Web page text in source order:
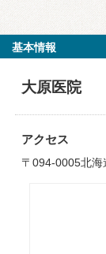
基本情報
大原医院
アクセス
〒094-0005北